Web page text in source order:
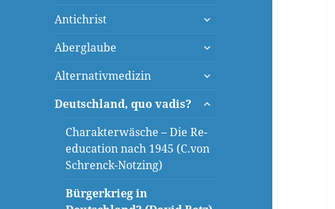
Antichrist
untermenü
Aberglaube
untermenü
Alternativmedizin
untermenü
Deutschland, quo vadis?
untermenü
Charakterwäsche – Die Re-
education nach 1945 (C.von
Schrenck-Notzing)
Bürgerkrieg in